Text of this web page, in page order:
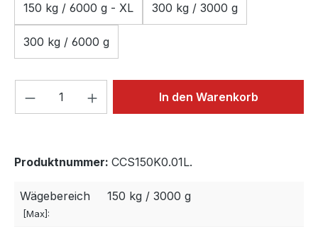
150 kg / 6000 g - XL 300 kg / 3000 g
300 kg / 6000 g
Produkt Anzahl: Gib denIn den Warenkorb
Produktnummer: CCS150K0.01L.
Wägebereich
[Max]:
150 kg / 3000 g